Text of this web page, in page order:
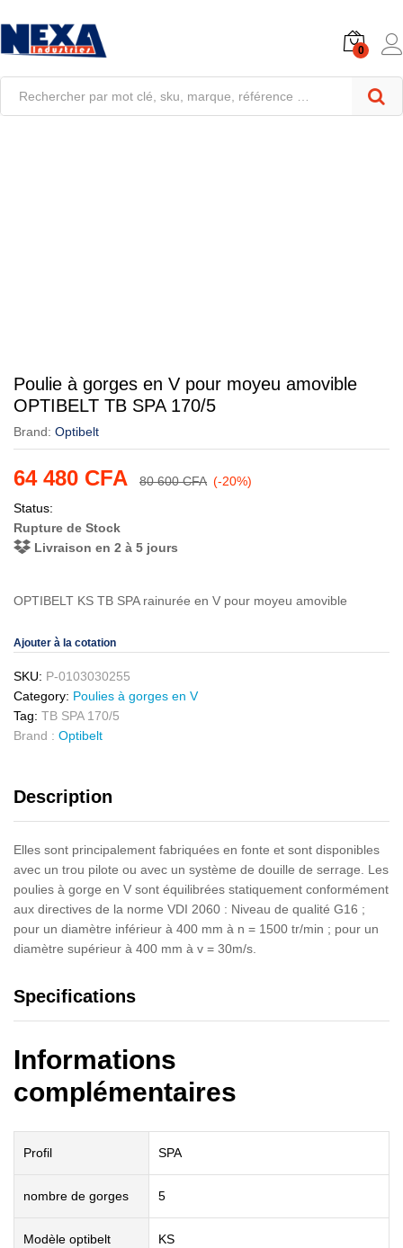
0
Poulie à gorges en V pour moyeu amovible
OPTIBELT TB SPA 170/5
Brand: Optibelt
64 480 CFA 80 600CFA (-20%)
Status:
Rupture de Stock
Livraison en 2 à 5 jours
OPTIBELT KS TB SPA rainurée en V pour moyeu amovible
Ajouter à la cotation
SKU: P-0103030255
Category: Poulies à gorges en V
Tag: TB SPA 170/5
Brand : Optibelt
Description
Elles sont principalement fabriquées en fonte et sont disponibles
avec un trou pilote ou avec un système de douille de serrage. Les
poulies à gorge en V sont équilibrées statiquement conformément
aux directives de la norme VDI 2060 : Niveau de qualité G16 ;
pour un diamètre inférieur à 400 mm à n = 1500 tr/min ; pour un
diamètre supérieur à 400 mm à v = 30m/s.
Specifications
Informations
complémentaires
Profil SPA
nombre de gorges 5
Modèle optibelt KS